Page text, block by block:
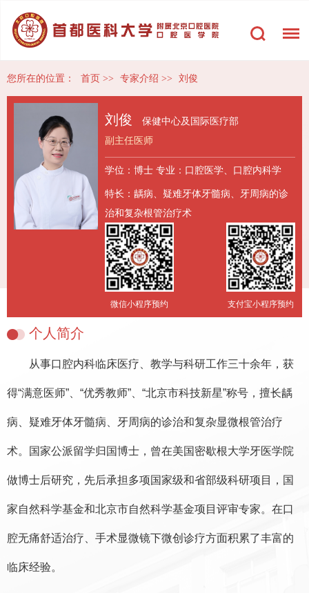
您所在的位置： 首页 >> 专家介绍 >> 刘俊
刘俊
保健中心及国际医疗部
副主任医师
学位：博士 专业：口腔医学、口腔内科学
特长：龋病、疑难牙体牙髓病、牙周病的诊
治和复杂根管治疗术
微信小程序预约 支付宝小程序预约
个人简介
从事口腔内科临床医疗、教学与科研工作三十余年，获
得“满意医师”、“优秀教师”、“北京市科技新星”称号，擅长龋
病、疑难牙体牙髓病、牙周病的诊治和复杂显微根管治疗
术。国家公派留学归国博士，曾在美国密歇根大学牙医学院
做博士后研究，先后承担多项国家级和省部级科研项目，国
家自然科学基金和北京市自然科学基金项目评审专家。在口
腔无痛舒适治疗、手术显微镜下微创诊疗方面积累了丰富的
临床经验。